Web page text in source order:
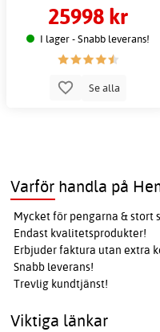
25998 kr
I lager - Snabb leverans!
Se alla
Varför handla på
Mycket för pengarna & stort
Endast kvalitetsprodukter!
Erbjuder faktura utan extra
Snabb leverans!
Trevlig kundtjänst!
Viktiga länkar